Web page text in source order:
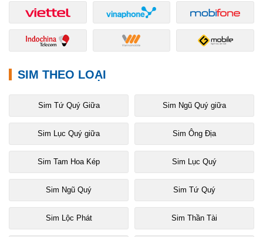
SIM THEO LOẠI
Sim Tứ Quý Giữa Sim Ngũ Quý giữa
Sim Lục Quý giữa Sim Ông Địa
Sim Tam Hoa Kép Sim Lục Quý
Sim Ngũ Quý Sim Tứ Quý
Sim Lộc Phát Sim Thần Tài